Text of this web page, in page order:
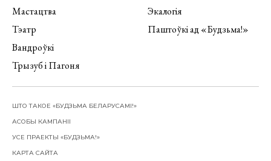
Мастацтва
Тэатр
Вандроўкі
Трызуб і Пагоня
Экалогія
Паштоўкі ад «Будзьма!»
ШТО ТАКОЕ «БУДЗЬМА БЕЛАРУСАМІ!»
АСОБЫ КАМПАНІІ
УСЕ ПРАЕКТЫ «БУДЗЬМА!»
КАРТА САЙТА